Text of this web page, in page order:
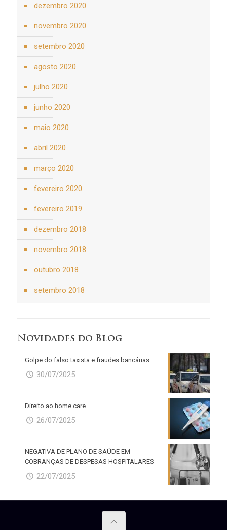
dezembro 2020
novembro 2020
setembro 2020
agosto 2020
julho 2020
junho 2020
maio 2020
abril 2020
março 2020
fevereiro 2020
fevereiro 2019
dezembro 2018
novembro 2018
outubro 2018
setembro 2018
Novidades do Blog
Golpe do falso taxista e fraudes bancárias
30/07/2025
Direito ao home care
26/07/2025
NEGATIVA DE PLANO DE SAÚDE EM
COBRANÇAS DE DESPESAS HOSPITALARES
22/07/2025